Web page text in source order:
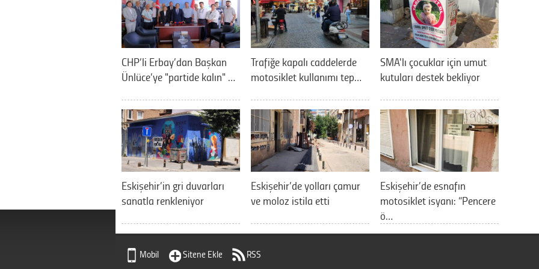
CHP’li Erbay’dan Başkan
Ünlüce’ye "partide kalın" …
Trafiğe kapalı caddelerde
motosiklet kullanımı tep…
SMA'lı çocuklar için umut
kutuları destek bekliyor
Eskişehir’in gri duvarları
sanatla renkleniyor
Eskişehir’de yolları çamur
ve moloz istila etti
Eskişehir’de esnafın
motosiklet isyanı: “Pencere
ö…
Mobil Sitene Ekle RSS